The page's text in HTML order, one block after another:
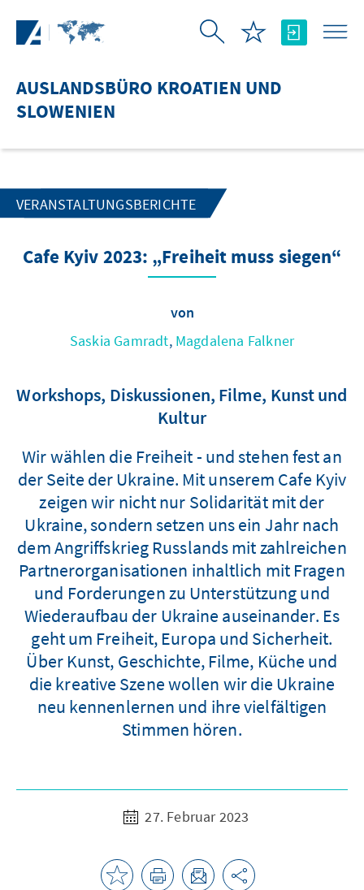
AUSLANDSBÜRO KROATIEN UND
SLOWENIEN
VERANSTALTUNGSBERICHTE
Cafe Kyiv 2023: „Freiheit muss siegen“
von
Saskia Gamradt, Magdalena Falkner
Workshops, Diskussionen, Filme, Kunst und
Kultur
Wir wählen die Freiheit - und stehen fest an
der Seite der Ukraine. Mit unserem Cafe Kyiv
zeigen wir nicht nur Solidarität mit der
Ukraine, sondern setzen uns ein Jahr nach
dem Angriffskrieg Russlands mit zahlreichen
Partnerorganisationen inhaltlich mit Fragen
und Forderungen zu Unterstützung und
Wiederaufbau der Ukraine auseinander. Es
geht um Freiheit, Europa und Sicherheit.
Über Kunst, Geschichte, Filme, Küche und
die kreative Szene wollen wir die Ukraine
neu kennenlernen und ihre vielfältigen
Stimmen hören.
27. Februar 2023